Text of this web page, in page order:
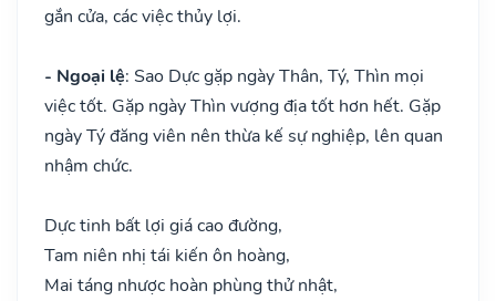
gắn cửa, các việc thủy lợi.
- Ngoại lệ: Sao Dực gặp ngày Thân, Tý, Thìn mọi
việc tốt. Gặp ngày Thìn vượng địa tốt hơn hết. Gặp
ngày Tý đăng viên nên thừa kế sự nghiệp, lên quan
nhậm chức.
Dực tinh bất lợi giá cao đường,
Tam niên nhị tái kiến ôn hoàng,
Mai táng nhược hoàn phùng thử nhật,